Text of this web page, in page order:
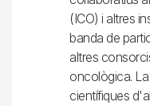
(ICO) i altres
banda de
altres
oncològica.
científiques